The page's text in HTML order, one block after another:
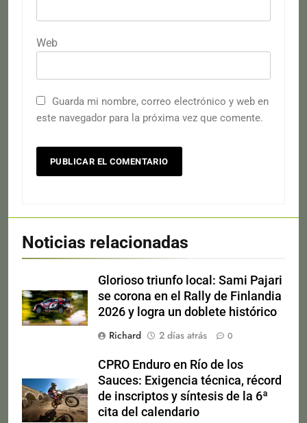
Web
Guarda mi nombre, correo electrónico y web en
este navegador para la próxima vez que comente.
Noticias relacionadas
Glorioso triunfo local: Sami Pajari
se corona en el Rally de Finlandia
2026 y logra un doblete histórico
Richard
2 días atrás 0
CPRO Enduro en Río de los
Sauces: Exigencia técnica, récord
de inscriptos y síntesis de la 6ª
cita del calendario